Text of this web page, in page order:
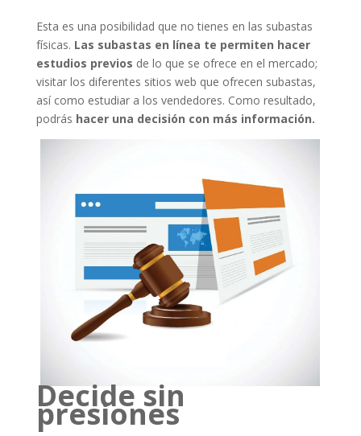
Esta es una posibilidad que no tienes en las subastas
físicas. Las subastas en línea te permiten hacer
estudios previos de lo que se ofrece en el mercado;
visitar los diferentes sitios web que ofrecen subastas,
así como estudiar a los vendedores. Como resultado,
podrás hacer una decisión con más información.
Decide sin
presiones